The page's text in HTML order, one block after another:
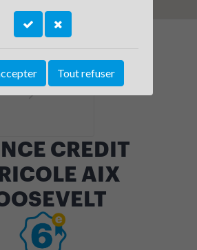
CREDIT
AIX
Tout refuser